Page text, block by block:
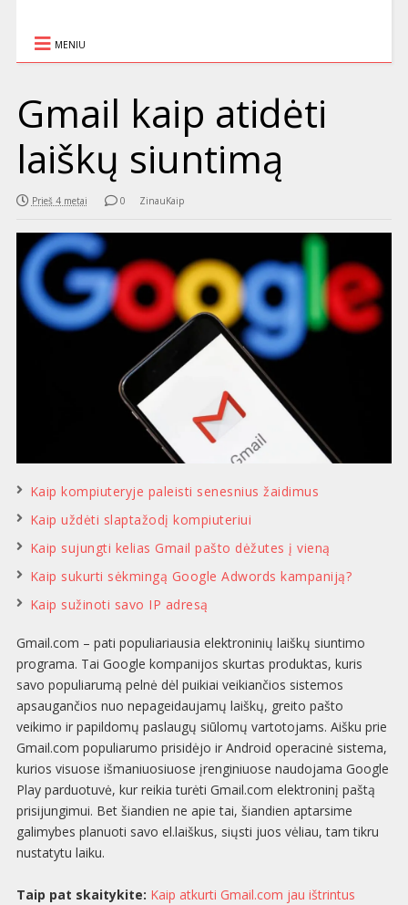
MENIU
Gmail kaip atidėti
laiškų siuntimą
Prieš 4 metai 0 ZinauKaip
Kaip kompiuteryje paleisti senesnius žaidimus
Kaip uždėti slaptažodį kompiuteriui
Kaip sujungti kelias Gmail pašto dėžutes į vieną
Kaip sukurti sėkmingą Google Adwords kampaniją?
Kaip sužinoti savo IP adresą
Gmail.com – pati populiariausia elektroninių laiškų siuntimo
programa. Tai Google kompanijos skurtas produktas, kuris
savo populiarumą pelnė dėl puikiai veikiančios sistemos
apsaugančios nuo nepageidaujamų laiškų, greito pašto
veikimo ir papildomų paslaugų siūlomų vartotojams. Aišku prie
Gmail.com populiarumo prisidėjo ir Android operacinė sistema,
kurios visuose išmaniuosiuose įrenginiuose naudojama Google
Play parduotuvė, kur reikia turėti Gmail.com elektroninį paštą
prisijungimui. Bet šiandien ne apie tai, šiandien aptarsime
galimybes planuoti savo el.laiškus, siųsti juos vėliau, tam tikru
nustatytu laiku.
Taip pat skaitykite: Kaip atkurti Gmail.com jau ištrintus